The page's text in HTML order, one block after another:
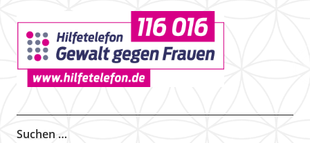
Suchen …